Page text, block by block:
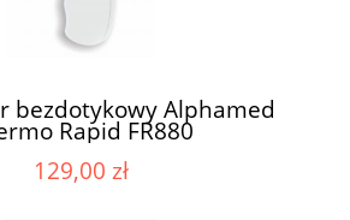
bezdotykowy Alphamed
Rapid FR880
129,00 zł